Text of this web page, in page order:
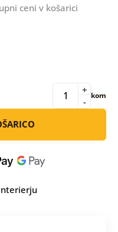
ceni v košarici
-
+ kom